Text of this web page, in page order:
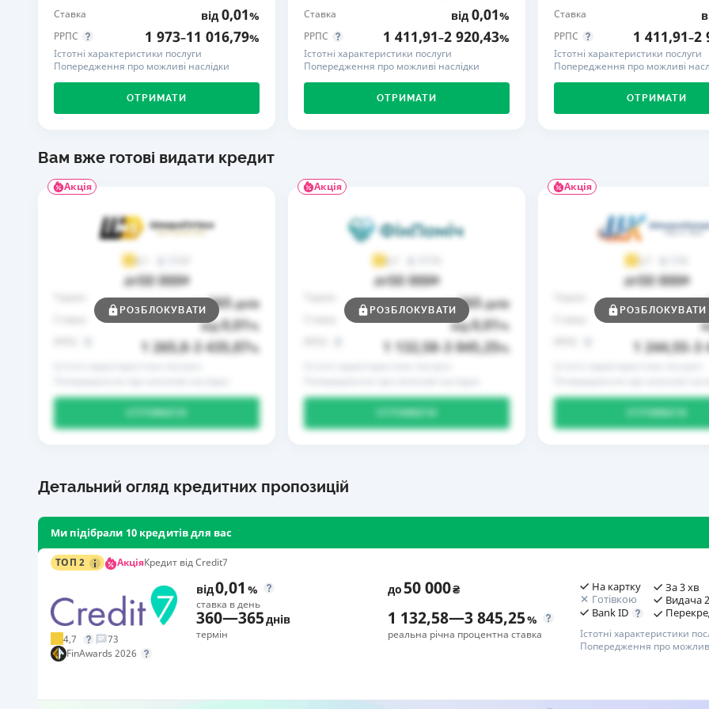
КАРТОК
ЩОМІСЯЧНИЙ ОГЛЯД
КЕШБЕКУ
ВСІ
Ставка від 0,01%
РРПС 1 973–11 016,79%
Істотні характеристики послуги
Попередження про можливі наслідки
ОТРИМАТИ
Ставка від 0,01%
РРПС 1 411,91–2 920,43%
Істотні характеристики послуги
Попередження про можливі наслідки
ОТРИМАТИ
Ставка
РРПС 1 411,91–2
Істотні характеристики послуги
Попередження про можливі
ОТРИМАТИ
Вам вже готові видати кредит
Акція
4,1
до50 000₴
до 365днів
від0,01%
1 265,8 3 435,87%
РОЗБЛОКУВАТИ
Акція
4,7
до50 000₴
до 365днів
від0,01%
1 132,58 3 845,25%
РОЗБЛОКУВАТИ
Акція
3,7
до50 000₴
до
1 244,55 3
РОЗБЛОКУВАТИ
Детальний огляд кредитних пропозицій
Ми підібрали 10 кредитів для вас
ТОП 2 АкціяКредит від Credit7
4,7
73
FinAwards 2026
від0,01 %
ставка в день
до50 000₴
360—365днів
термін
1 132,58—3 845,25%
реальна річна процентна ставка
На картку
Готівкою
Bank ID
За 3 хв
Видача
Істотні характеристики
Попередження про
Акція: «Кешбек за друга»